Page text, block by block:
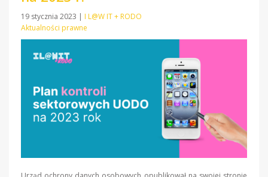
19 stycznia 2023 | I L@W IT + RODO
Aktualności prawne